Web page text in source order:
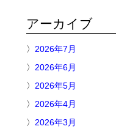
アーカイブ
2026年7月
2026年6月
2026年5月
2026年4月
2026年3月